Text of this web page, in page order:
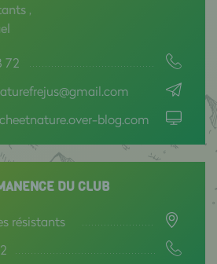
,
72
blog.com
DU CLUB
résistants